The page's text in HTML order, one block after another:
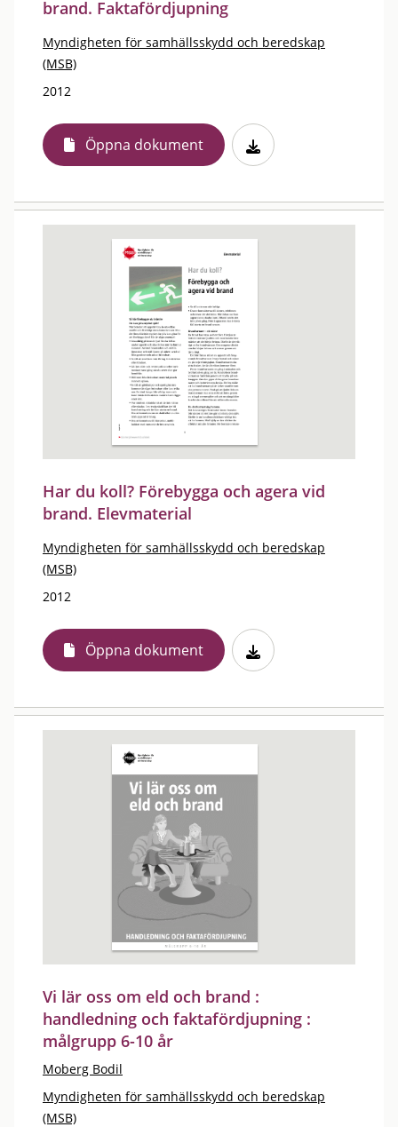
brand. Faktafördjupning
Myndigheten för samhällsskydd och beredskap
(MSB)
2012
Öppna dokument
Har du koll? Förebygga och agera vid
brand. Elevmaterial
Myndigheten för samhällsskydd och beredskap
(MSB)
2012
Öppna dokument
Vi lär oss om eld och brand :
handledning och faktafördjupning :
målgrupp 6-10 år
Moberg Bodil
Myndigheten för samhällsskydd och beredskap
(MSB)